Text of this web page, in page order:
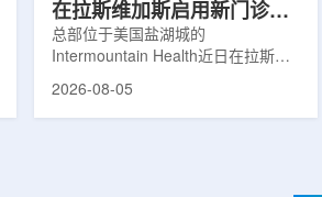
在拉斯维加斯启用新门诊诊
所，配置PET/CT和直线加
速器
总部位于美国盐湖城的
Intermountain Health近日在拉斯维
加斯西南部启用一座新的门诊诊所。
2026-08-05